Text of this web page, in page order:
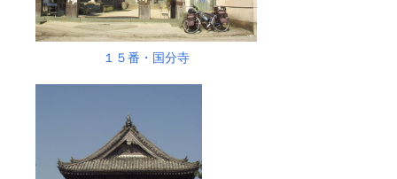
１５番・国分寺